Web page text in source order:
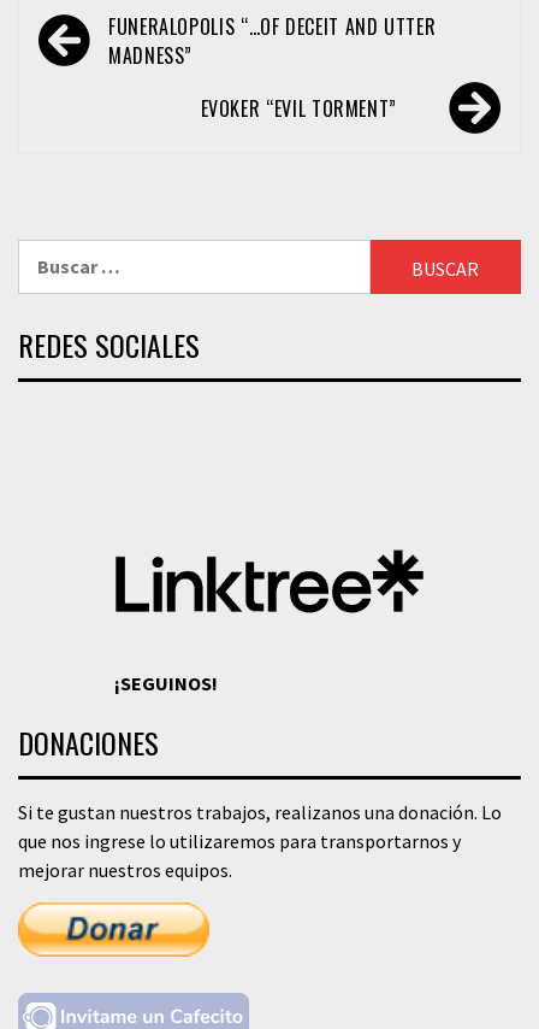
Navegación
de
FUNERALOPOLIS “…OF DECEIT AND UTTER
MADNESS”
EVOKER “EVIL TORMENT”
REDES SOCIALES
¡SEGUINOS!
DONACIONES
Si te gustan nuestros trabajos, realizanos una donación. Lo
que nos ingrese lo utilizaremos para transportarnos y
mejorar nuestros equipos.